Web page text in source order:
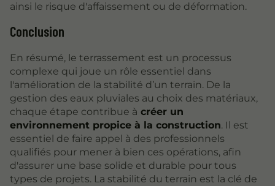
ainsi le risque d'affaissement ou de déformation.
Conclusion
En résumé, le terrassement est un processus
complexe qui joue un rôle essentiel dans
l'amélioration de la stabilité d’un terrain. De la
gestion des eaux pluviales au choix des matériaux,
chaque étape contribue à créer un
environnement propice à la construction. Il est
essentiel de faire appel à des professionnels
qualifiés pour mener à bien ces opérations, afin
d'assurer une base solide et durable pour tous
types de projets. La stabilité du terrain est la clé de